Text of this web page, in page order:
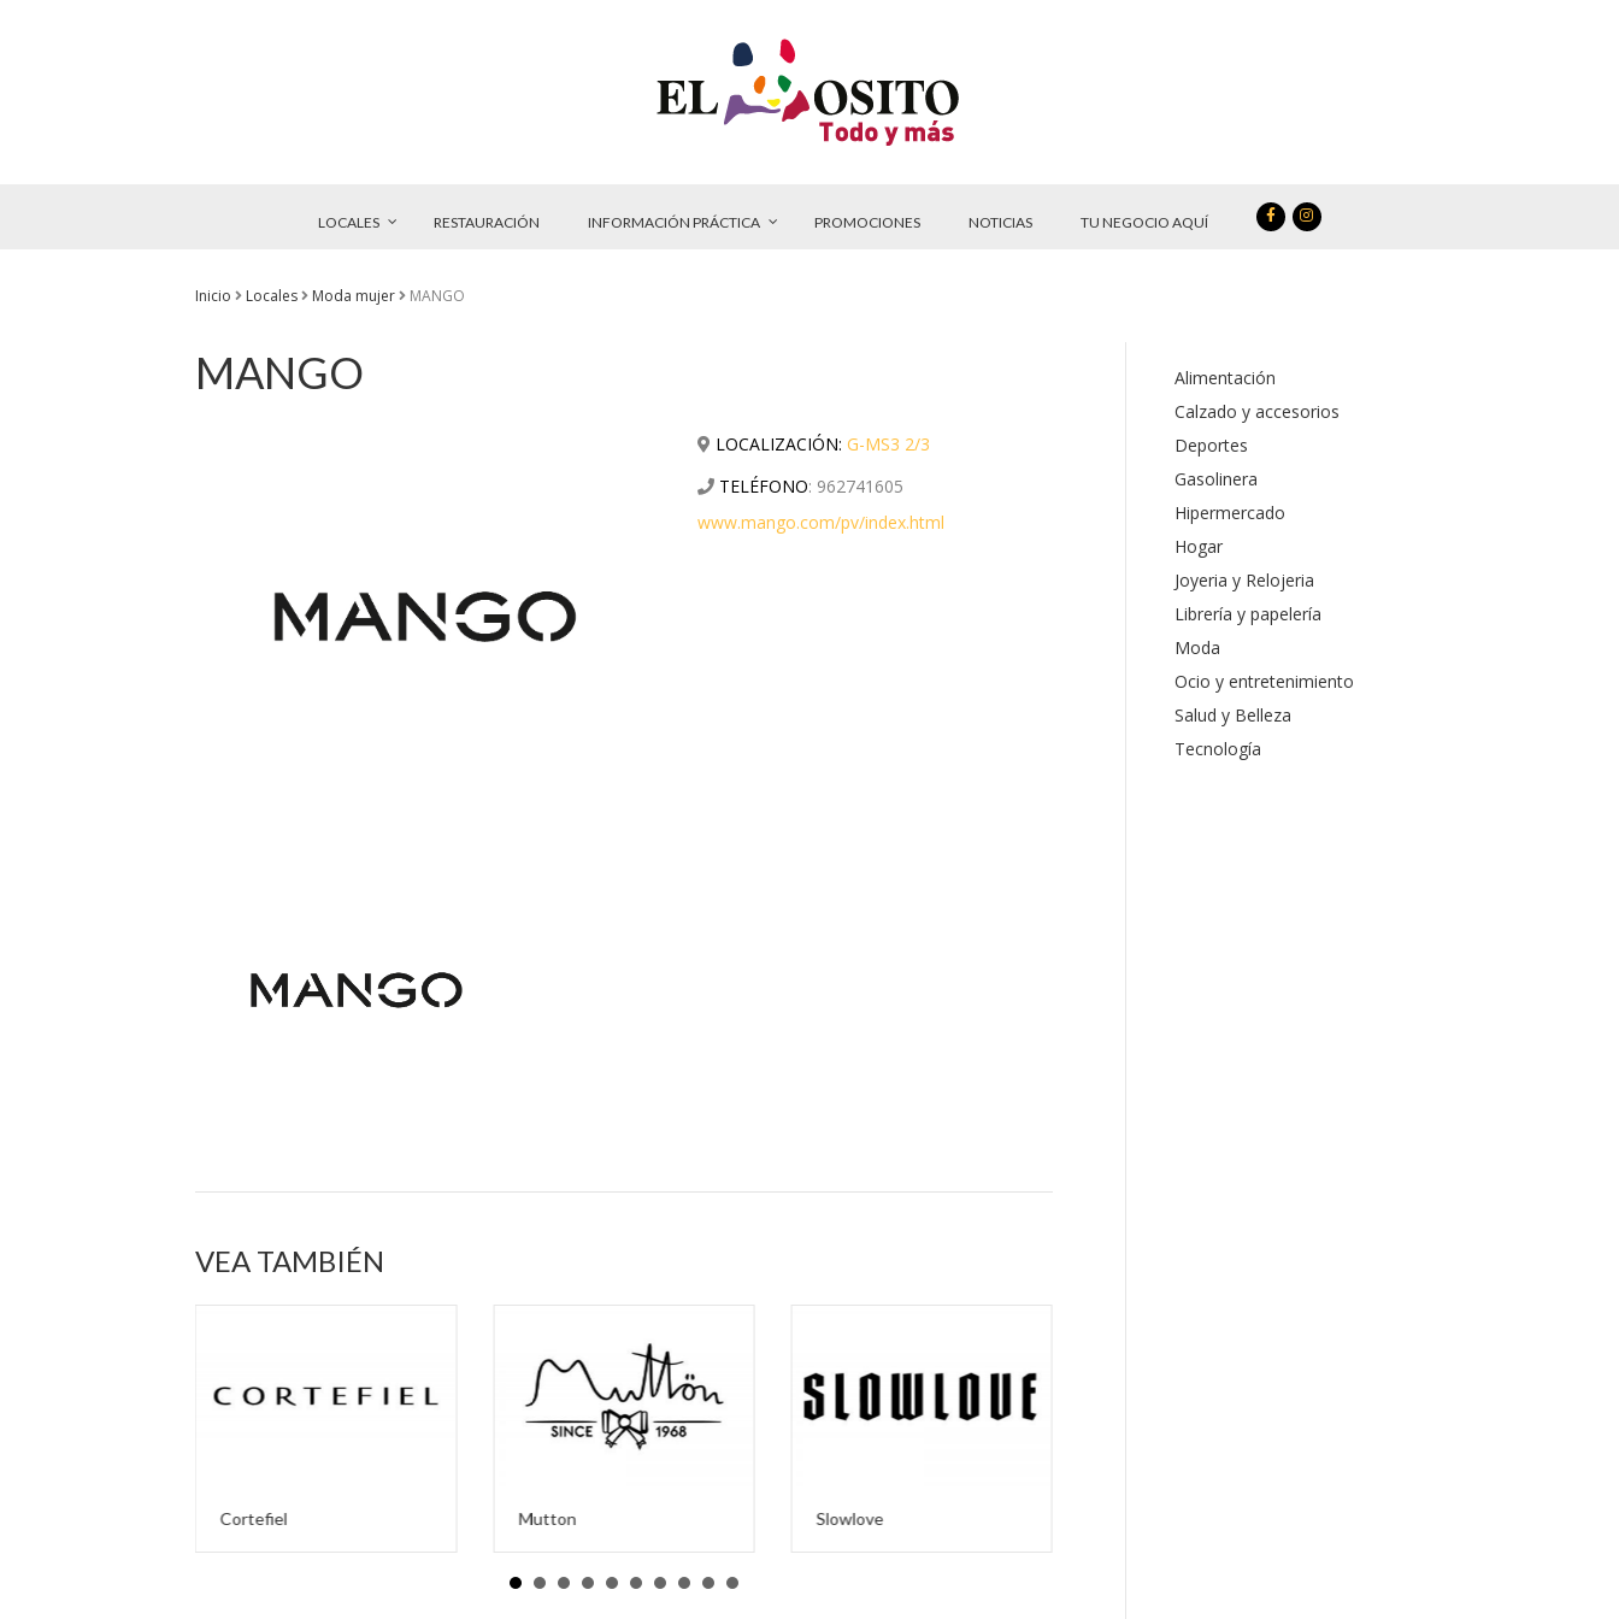
LOCALES RESTAURACIÓN INFORMACIÓN PRÁCTICA PROMOCIONES NOTICIAS TU NEGOCIO AQUÍ
Inicio Locales Moda mujer MANGO
MANGO
LOCALIZACIÓN: G-MS3 2/3
TELÉFONO: 962741605
www.mango.com/pv/index.html
VEA TAMBIÉN
Cortefiel Mutton Slowlove
Alimentación
Calzado y accesorios
Deportes
Gasolinera
Hipermercado
Hogar
Joyeria y Relojeria
Librería y papelería
Moda
Ocio y entretenimiento
Salud y Belleza
Tecnología